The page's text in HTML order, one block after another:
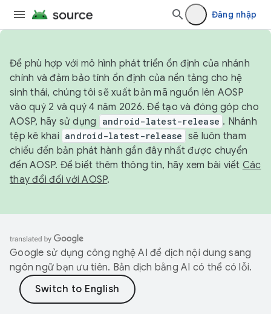
Đăng nhập
Để phù hợp với mô hình phát triển ổn định của nhánh
chính và đảm bảo tính ổn định của nền tảng cho hệ
sinh thái, chúng tôi sẽ xuất bản mã nguồn lên AOSP
vào quý 2 và quý 4 năm 2026. Để tạo và đóng góp cho
AOSP, hãy sử dụng
android-latest-release . Nhánh
tệp kê khai android-latest-release sẽ luôn tham
chiếu đến bản phát hành gần đây nhất được chuyển
đến AOSP. Để biết thêm thông tin, hãy xem bài viết Các
thay đổi đối với AOSP.
Google sử dụng công nghệ AI để dịch nội dung sang
ngôn ngữ bạn ưu tiên. Bản dịch bằng AI có thể có lỗi.